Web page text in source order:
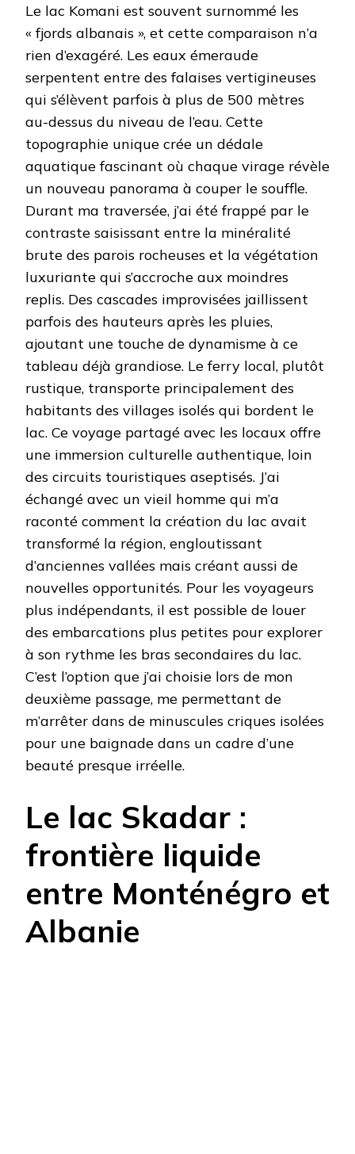
Le lac Komani est souvent surnommé les
« fjords albanais », et cette comparaison n’a
rien d’exagéré. Les eaux émeraude
serpentent entre des falaises vertigineuses
qui s’élèvent parfois à plus de 500 mètres
au-dessus du niveau de l’eau. Cette
topographie unique crée un dédale
aquatique fascinant où chaque virage révèle
un nouveau panorama à couper le souffle.
Durant ma traversée, j’ai été frappé par le
contraste saisissant entre la minéralité
brute des parois rocheuses et la végétation
luxuriante qui s’accroche aux moindres
replis. Des cascades improvisées jaillissent
parfois des hauteurs après les pluies,
ajoutant une touche de dynamisme à ce
tableau déjà grandiose. Le ferry local, plutôt
rustique, transporte principalement des
habitants des villages isolés qui bordent le
lac. Ce voyage partagé avec les locaux offre
une immersion culturelle authentique, loin
des circuits touristiques aseptisés. J’ai
échangé avec un vieil homme qui m’a
raconté comment la création du lac avait
transformé la région, engloutissant
d’anciennes vallées mais créant aussi de
nouvelles opportunités. Pour les voyageurs
plus indépendants, il est possible de louer
des embarcations plus petites pour explorer
à son rythme les bras secondaires du lac.
C’est l’option que j’ai choisie lors de mon
deuxième passage, me permettant de
m’arrêter dans de minuscules criques isolées
pour une baignade dans un cadre d’une
beauté presque irréelle.
Le lac Skadar :
frontière liquide
entre Monténégro et
Albanie